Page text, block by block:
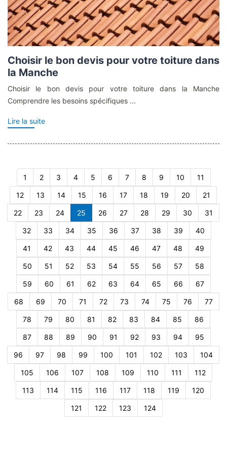
Choisir le bon devis pour votre toiture dans
la Manche
Choisir le bon devis pour votre toiture dans la Manche
Comprendre les besoins spécifiques ...
Lire la suite
1 2 3 4 5 6 7 8 9 10 11
12 13 14 15 16 17 18 19 20 21
22 23 24 25 26 27 28 29 30 31
32 33 34 35 36 37 38 39 40
41 42 43 44 45 46 47 48 49
50 51 52 53 54 55 56 57 58
59 60 61 62 63 64 65 66 67
68 69 70 71 72 73 74 75 76 77
78 79 80 81 82 83 84 85 86
87 88 89 90 91 92 93 94 95
96 97 98 99 100 101 102 103 104
105 106 107 108 109 110 111 112
113 114 115 116 117 118 119 120
121 122 123 124